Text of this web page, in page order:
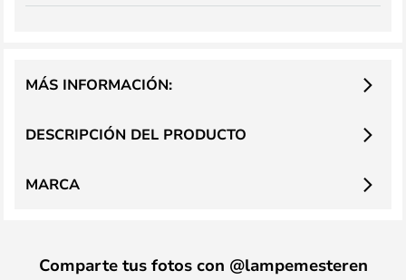
DESCRIPCIÓN DEL PRODUCTO
MÁS INFORMACIÓN:
MARCA
Comparte tus fotos con @lampemesteren